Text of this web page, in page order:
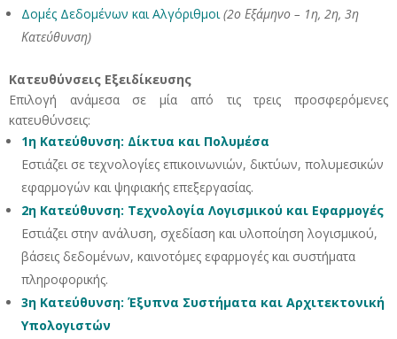
Δομές Δεδομένων και Αλγόριθμοι(2ο Εξάμηνο – 1η, 2η, 3η
Κατεύθυνση)
Κατευθύνσεις Εξειδίκευσης
Επιλογή ανάμεσα σε μία από τις τρεις προσφερόμενες
κατευθύνσεις:
1η Κατεύθυνση: Δίκτυα και Πολυμέσα
Εστιάζει σε τεχνολογίες επικοινωνιών, δικτύων, πολυμεσικών
εφαρμογών και ψηφιακής επεξεργασίας.
2η Κατεύθυνση: Τεχνολογία Λογισμικού και Εφαρμογές
Εστιάζει στην ανάλυση, σχεδίαση και υλοποίηση λογισμικού,
βάσεις δεδομένων, καινοτόμες εφαρμογές και συστήματα
πληροφορικής.
3η Κατεύθυνση: Έξυπνα Συστήματα και Αρχιτεκτονική
Υπολογιστών